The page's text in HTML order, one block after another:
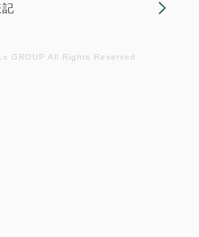
ご予約で
パンのプレゼン
GROUP All Rights Reserved.